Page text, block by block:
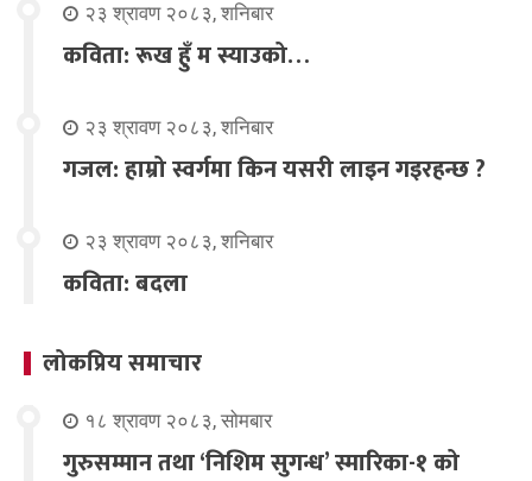
२३ श्रावण २०८३, शनिबार
कविता: रूख हुँ म स्याउको…
२३ श्रावण २०८३, शनिबार
गजल: हाम्रो स्वर्गमा किन यसरी लाइन गइरहन्छ ?
२३ श्रावण २०८३, शनिबार
कविता: बदला
लोकप्रिय समाचार
१८ श्रावण २०८३, सोमबार
गुरुसम्मान तथा ‘निशिम सुगन्ध’ स्मारिका-१ को